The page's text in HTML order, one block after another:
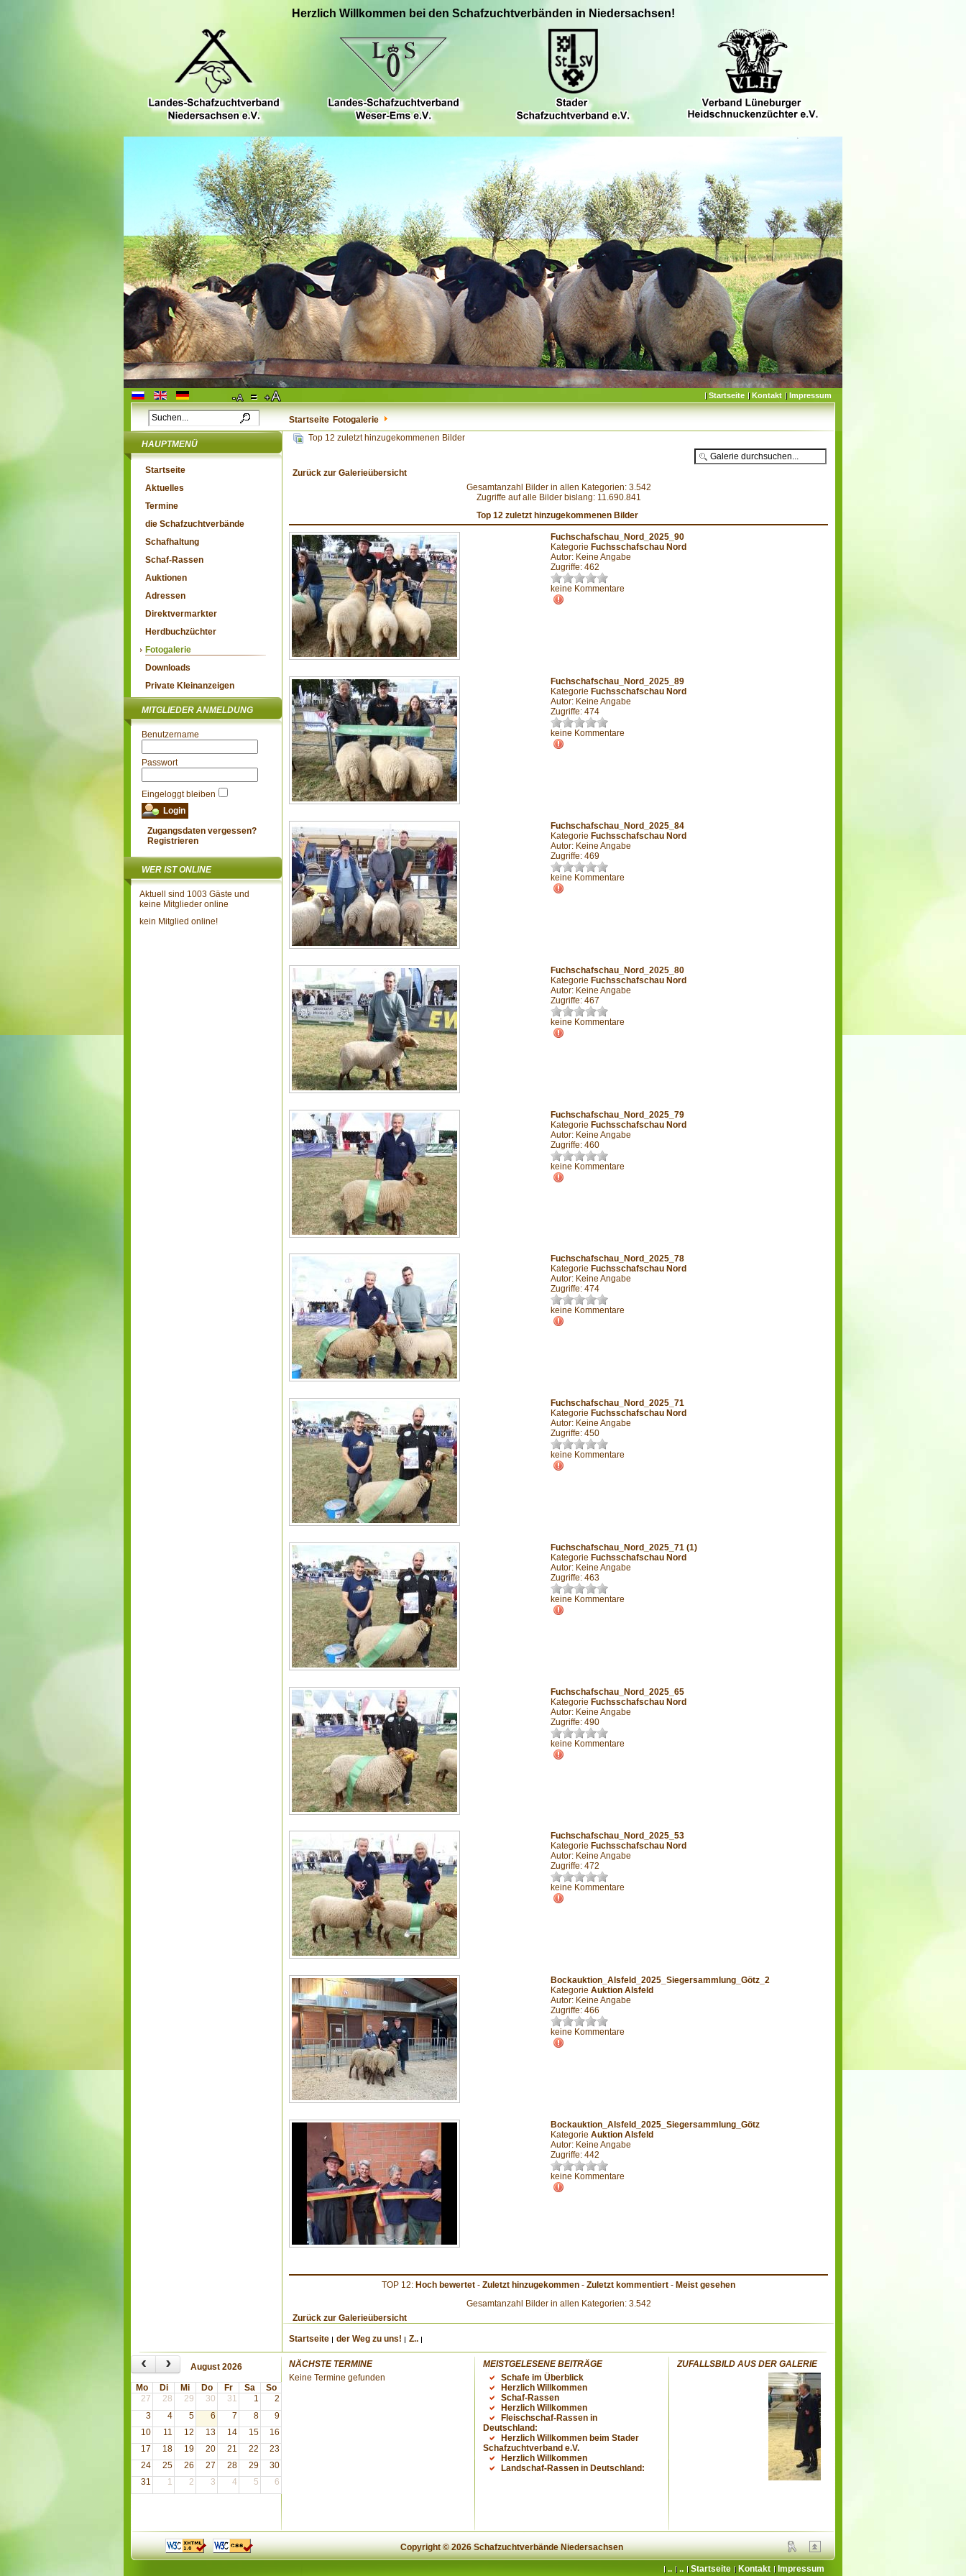
Herzlich Willkommen bei den Schafzuchtverbänden in Niedersachsen!
Impressum
Kontakt
Startseite
Startseite Fotogalerie
HAUPTMENÜ
Startseite
Aktuelles
Termine
die Schafzuchtverbände
Schafhaltung
Schaf-Rassen
Auktionen
Adressen
Direktvermarkter
Herdbuchzüchter
Fotogalerie
Downloads
Private Kleinanzeigen
MITGLIEDER ANMELDUNG
Benutzername
Passwort
Eingeloggt bleiben
Zugangsdaten vergessen?
Registrieren
WER IST ONLINE
Aktuell sind 1003 Gäste und
keine Mitglieder online
kein Mitglied online!
Top 12 zuletzt hinzugekommenen Bilder
Zurück zur Galerieübersicht
Gesamtanzahl Bilder in allen Kategorien: 3.542
Zugriffe auf alle Bilder bislang: 11.690.841
Top 12 zuletzt hinzugekommenen Bilder
Fuchschafschau_Nord_2025_90
Kategorie Fuchsschafschau Nord
Autor: Keine Angabe
Zugriffe: 462
keine Kommentare
Fuchschafschau_Nord_2025_89
Kategorie Fuchsschafschau Nord
Autor: Keine Angabe
Zugriffe: 474
keine Kommentare
Fuchschafschau_Nord_2025_84
Kategorie Fuchsschafschau Nord
Autor: Keine Angabe
Zugriffe: 469
keine Kommentare
Fuchschafschau_Nord_2025_80
Kategorie Fuchsschafschau Nord
Autor: Keine Angabe
Zugriffe: 467
keine Kommentare
Fuchschafschau_Nord_2025_79
Kategorie Fuchsschafschau Nord
Autor: Keine Angabe
Zugriffe: 460
keine Kommentare
Fuchschafschau_Nord_2025_78
Kategorie Fuchsschafschau Nord
Autor: Keine Angabe
Zugriffe: 474
keine Kommentare
Fuchschafschau_Nord_2025_71
Kategorie Fuchsschafschau Nord
Autor: Keine Angabe
Zugriffe: 450
keine Kommentare
Fuchschafschau_Nord_2025_71 (1)
Kategorie Fuchsschafschau Nord
Autor: Keine Angabe
Zugriffe: 463
keine Kommentare
Fuchschafschau_Nord_2025_65
Kategorie Fuchsschafschau Nord
Autor: Keine Angabe
Zugriffe: 490
keine Kommentare
Fuchschafschau_Nord_2025_53
Kategorie Fuchsschafschau Nord
Autor: Keine Angabe
Zugriffe: 472
keine Kommentare
Bockauktion_Alsfeld_2025_Siegersammlung_Götz_2
Kategorie Auktion Alsfeld
Autor: Keine Angabe
Zugriffe: 466
keine Kommentare
Bockauktion_Alsfeld_2025_Siegersammlung_Götz
Kategorie Auktion Alsfeld
Autor: Keine Angabe
Zugriffe: 442
keine Kommentare
TOP 12: Hoch bewertet - Zuletzt hinzugekommen - Zuletzt kommentiert - Meist gesehen
Gesamtanzahl Bilder in allen Kategorien: 3.542
Zurück zur Galerieübersicht
Startseite der Weg zu uns! Z..
‹ › August 2026
Mo Di Mi Do Fr Sa
So
27
28 29 30 31 1
2
3
4 5 6 7 8
9
10
11 12 13 14 15
16
17
18 19 20 21 22
23
24
25 26 27 28 29
30
31
1 2 3 4 5 6
NÄCHSTE TERMINE
Keine Termine gefunden
MEISTGELESENE BEITRÄGE
Schafe im Überblick
Herzlich Willkommen
Schaf-Rassen
Herzlich Willkommen
Fleischschaf-Rassen in
Deutschland:
Herzlich Willkommen beim Stader
Schafzuchtverband e.V.
Herzlich Willkommen
Landschaf-Rassen in Deutschland:
ZUFALLSBILD AUS DER GALERIE
Copyright © 2026 Schafzuchtverbände Niedersachsen
Impressum
Kontakt
Startseite
..
..